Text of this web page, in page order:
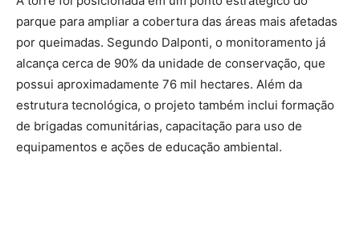
parque para ampliar a cobertura das áreas mais afetadas
por queimadas. Segundo Dalponti, o monitoramento já
alcança cerca de 90% da unidade de conservação, que
possui aproximadamente 76 mil hectares. Além da
estrutura tecnológica, o projeto também inclui formação
de brigadas comunitárias, capacitação para uso de
equipamentos e ações de educação ambiental.